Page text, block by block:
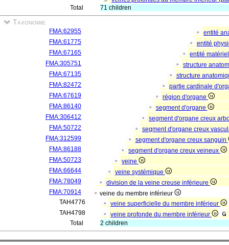
Total
71 children
Taxonomie
FMA:62955
entité
FMA:61775
entité
FMA:67165
entité
FMA:305751
structure
FMA:67135
structure
FMA:82472
partie cardinale
FMA:67619
région d'organe
FMA:86140
segment d'organe
FMA:306412
segment d'organe creux
FMA:50722
segment d'organe creux
FMA:312599
segment d'organe creux sanguin
FMA:86188
segment d'organe creux veineux
FMA:50723
veine
FMA:66644
veine systémique
FMA:78049
division de la veine creuse inférieure
FMA:70914
veine du membre inférieur
TAH4776
veine superficielle du membre inférieur
TAH4798
veine profonde du membre inférieur
Total
2 children